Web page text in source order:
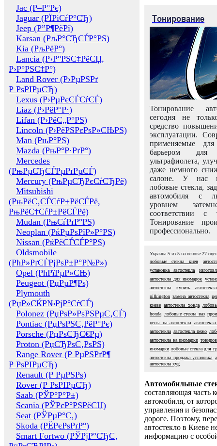
Jac (Р–Р°Рє)
Jaguar (РЇРіСѓР°СЂ)
Jeep (Р”Р¶РёРї)
Karsan (РљР°СЂСЃР°РЅ)
Kia (РљРёР°)
Lancia (Р›Р°РЅС‡РёСЏ,
Р›Р°РЅС‡Р°)
Land Rover (Р›РµРЅРґ
Р РѕРІРµСЂ)
Lexus (Р›РµРєСЃСѓСЃ)
Liaz (Р›РёР°Р·)
Lifan (Р›РёС„Р°РЅ)
Lincoln (Р›РёРЅРєРѕР»СЊРЅ)
Man (РњР°РЅ)
Mazda (РњР°Р·РґР°)
Mercedes
(РњРµСЂСЃРµРґРµСЃ)
Mercury (РњРµСЂРєСѓСЂРё)
Mitsubishi
(РњРёС‚СЃСѓР±РёСЃРё,
РњРёС†СѓР±РёСЃРё)
Mudan (РњСѓРґР°РЅ)
Neoplan (РќРµРѕРїР»Р°РЅ)
Nissan (РќРёСЃСЃР°РЅ)
Oldsmobile
(РћР»РґСЃРјРѕР±Р°Р№Р»)
Opel (РћРїРµР»СЊ)
Peugeot (РџРµР¶Рѕ)
Plymouth
(РџР»СЌР№РјР°СѓСЃ)
Polonez (РџРѕР»РѕРЅРµС‚СЃ)
Pontiac (РџРѕРЅС‚РёР°Рє)
Porsche (РџРѕСЂС€Рµ)
Proton (РџСЂРѕС‚РѕРЅ)
Range Rover (Р РµРЅРґР¶
Р РѕРІРµСЂ)
Renault (Р РµРЅРѕ)
Rover (Р РѕРІРµСЂ)
Saab (РЎР°Р°Р±)
Scania (РЎРєР°РЅРёСЏ)
Seat (РЎРµР°С‚)
Skoda (РЁРєРѕРґР°)
Smart Fortwo (РЎРјР°СЂС‚
Тонирование
Тонирование
сегодня не
средство
эксплуатации.
применяемые
барьером для
ультрафиолета,
даже немного
салоне. У нас
лобовые стекла,
автомобиля с
уровнем
соответствии с
Тонирование
профессионально.
Украина 5 из 5 на основе 27
лобовые стекла киев
установка автостекла
автостекла для иномарок
автостекла
купить автостекла
pilkington замена автостекла
киеве автостекла хонда
honda
лобовые стекла ваз
цены на автостекла
автостекла автостекла пежо
автостекла на иномарки
иномарки лобовые стекла для
автостекла продажа установка
автостекла xyg
Автомобильные
составляющая часть
автомобиля, от
управления и
дороге. Поэтому,
автостекло в Киеве
информацию с